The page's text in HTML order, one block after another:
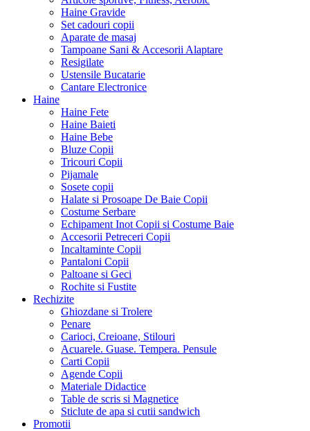
Haine Gravide
Set cadouri copii
Aparate de masaj
Tampoane Sani & Accesorii Alaptare
Resigilate
Ustensile Bucatarie
Cantare Electronice
Haine
Haine Fete
Haine Baieti
Haine Bebe
Bluze Copii
Tricouri Copii
Pijamale
Sosete copii
Halate si Prosoape De Baie Copii
Costume Serbare
Echipament Inot Copii si Costume Baie
Accesorii Petreceri Copii
Incaltaminte Copii
Pantaloni Copii
Paltoane si Geci
Rochite si Fustite
Rechizite
Ghiozdane si Trolere
Penare
Carioci, Creioane, Stilouri
Acuarele. Guase. Tempera. Pensule
Carti Copii
Agende Copii
Materiale Didactice
Table de scris si Magnetice
Sticlute de apa si cutii sandwich
Promotii